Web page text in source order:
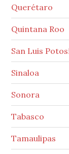
Querétaro
Quintana Roo
San Luis
Sinaloa
Sonora
Tabasco
Tamaulipas